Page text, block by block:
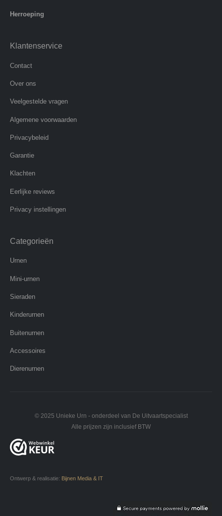
Herroeping
Klantenservice
Contact
Over ons
Veelgestelde vragen
Algemene voorwaarden
Privacybeleid
Garantie
Klachten
Eerlijke reviews
Privacy instellingen
Categorieën
Urnen
Mini-urnen
Sieraden
Kinderurnen
Buitenurnen
Accessoires
Dierenurnen
© 2025 Unieke Urn - onderdeel van De Uitvaartspecialist
Alle prijzen zijn inclusief BTW
Ontwerp & realisatie: Bijnen Media & IT